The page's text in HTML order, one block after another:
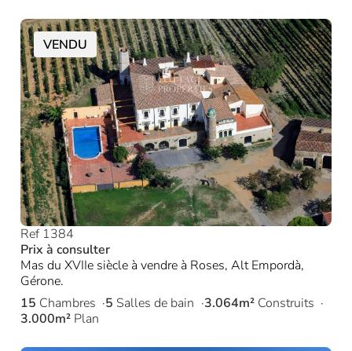
VENDU
Ref 1384
Prix à consulter
Mas du XVIIe siècle à vendre à Roses, Alt Empordà,
Gérone.
15 Chambres 5 Salles de bain 3.064m² Construits
3.000m² Plan